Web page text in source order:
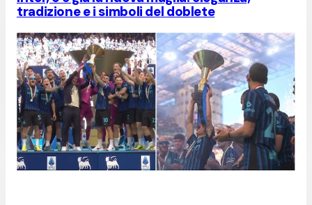
tradizione e i simboli del doblete